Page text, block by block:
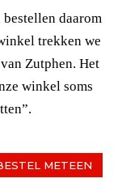
daarom
trekken we
Zutphen. Het
winkel soms
METEEN